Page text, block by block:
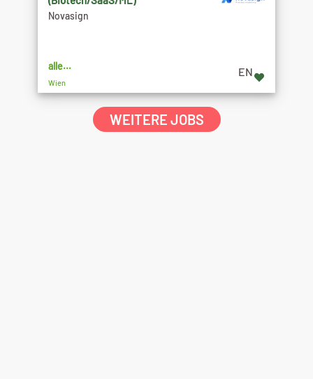
Novasign
alle...
Wien
EN
WEITERE JOBS